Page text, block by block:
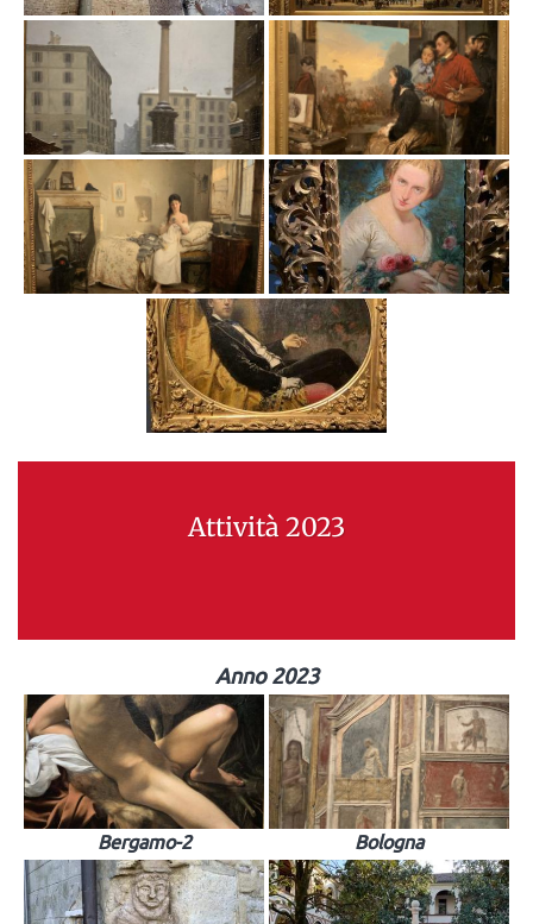
Attività 2023
Anno 2023
Bergamo-2 Bologna